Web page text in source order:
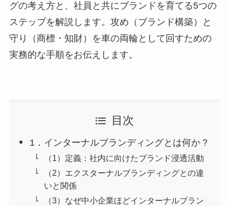
グの考え方と、社員と共にブランドを育てる5つの
ステップを解説します。攻め（ブランド構築）と
守り（商標・知財）を車の両輪として回すための
実務的な手順をお伝えします。
目次
1．インターナルブランディングとは何か？
（1）定義：社内に向けたブランド浸透活動
（2）エクスターナルブランディングとの違
いと関係
（3）なぜ中小企業ほどインターナルブラン